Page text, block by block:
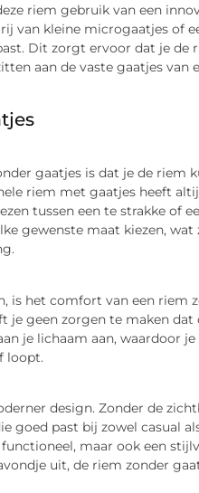
riem gebruik van een
van kleine microgaatjes of
Dit zorgt ervoor dat je de
aan de vaste gaatjes van
gaatjes is dat je de riem
riem met gaatjes heeft
tussen een te strakke of
gewenste maat kiezen,
is het comfort van een riem
je geen zorgen te maken
je lichaam aan, waardoor je
loopt.
design. Zonder de
goed past bij zowel casual
maar ook een
uit, de riem zonder